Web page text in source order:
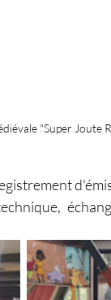
"Super Joute